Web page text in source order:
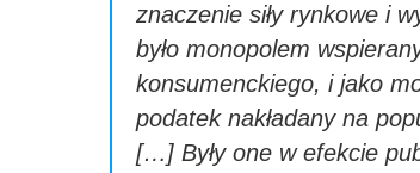
znaczenie siły rynkowe i
było monopolem wspieran
konsumenckiego, i jako
podatek nakładany na
[…] Były one w efekcie